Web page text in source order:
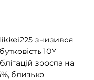
знизився
10Y
зросла на
близько